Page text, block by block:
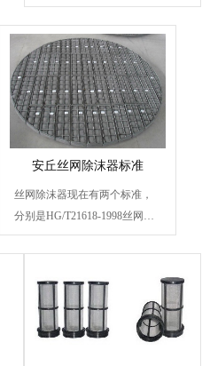
气体通过除沫器的丝网垫...
安丘丝网除沫器标准
丝网除沫器现在有两个标准，
分别是HG/T21618-1998丝网除
沫器标准和HG/T21586-1998抽